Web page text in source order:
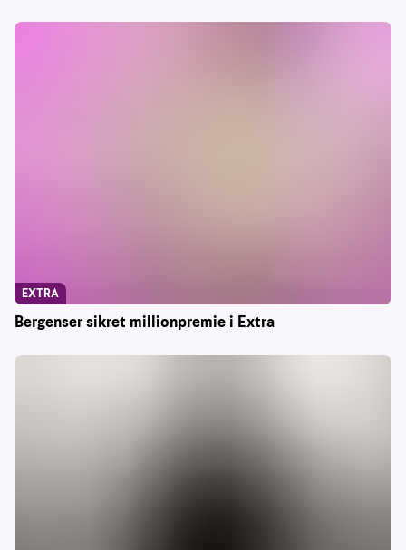
Bergenser sikret millionpremie i Extra
EXTRA